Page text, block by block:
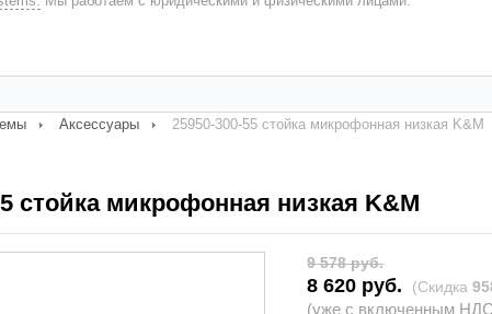
Аксессуары 25950-300-55 стойка микрофонная низкая K&M
55 стойка микрофонная
9 578 руб.
8 620 руб. (Скидка
(уже с включенным